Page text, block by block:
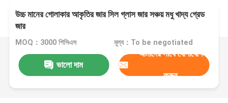
উচ্চ মানের গোলাকার আকৃতির জার সিল গ্লাস জার সঞ্চয় মধু খাদ্য গ্রেড
জার
MOQ：3000 পিসিএস মূল্য：To be negotiated
ভালো দাম
আমাদের সাথে যোগাযোগ
করুন